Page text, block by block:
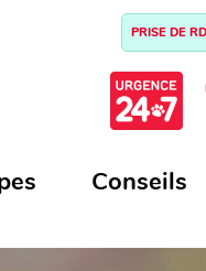
PRISE DE
Conseils